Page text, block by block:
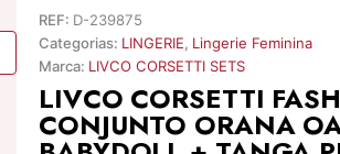
REF: D-239875
Categorias: LINGERIE, Lingerie Feminina
Marca: LIVCO CORSETTI SETS
LIVCO CORSETTI
CONJUNTO ORANA